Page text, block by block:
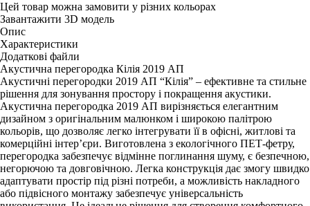
Цей товар можна замовити у різних кольорах
Завантажити 3D модель
Опис
Характеристики
Додаткові файли
Акустична перегородка Кілія 2019 АП
Акустичні перегородки 2019 АП “Кілія” – ефективне та стильне
рішення для зонування простору і покращення акустики.
Акустична перегородка 2019 АП вирізняється елегантним
дизайном з оригінальним малюнком і широкою палітрою
кольорів, що дозволяє легко інтегрувати її в офісні, житлові та
комерційні інтер’єри. Виготовлена з екологічного ПЕТ-фетру,
перегородка забезпечує відмінне поглинання шуму, є безпечною,
негорючою та довговічною. Легка конструкція дає змогу швидко
адаптувати простір під різні потреби, а можливість накладного
або підвісного монтажу забезпечує універсальність